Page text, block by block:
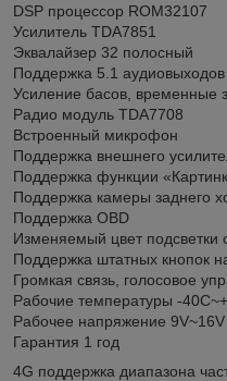
DSP процессор ROM32107
Усилитель TDA7851
Эквалайзер 32 полосный
Поддержка 5.1 аудиовыходов
Усиление басов, временные
Радио модуль TDA7708
Встроенный микрофон
Поддержка внешнего
Поддержка функции
Поддержка камеры заднего
Поддержка OBD
Изменяемый цвет подсветки
Поддержка штатных кнопок
Громкая связь, голосовое
Рабочие температуры -
Рабочее напряжение 9V~16V
Гарантия 1 год
4G поддержка диапазона